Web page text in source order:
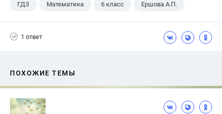
ГДЗ Математика 6 класс Ершова А.П.
1 ответ
ПОХОЖИЕ ТЕМЫ